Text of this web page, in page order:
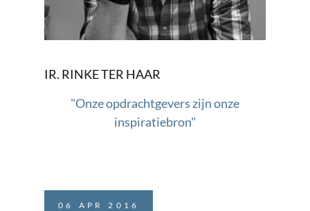
IR. RINKE TER HAAR
"Onze opdrachtgevers zijn onze
inspiratiebron"
06 APR 2016